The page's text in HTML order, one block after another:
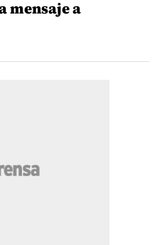
mensaje a